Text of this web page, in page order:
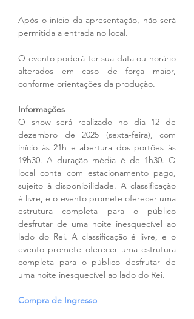
Após o início da apresentação, não será
permitida a entrada no local.
O evento poderá ter sua data ou horário
alterados em caso de força maior,
conforme orientações da produção.
Informações
O show será realizado no dia 12 de
dezembro de 2025 (sexta-feira), com
início às 21h e abertura dos portões às
19h30. A duração média é de 1h30. O
local conta com estacionamento pago,
sujeito à disponibilidade. A classificação
é livre, e o evento promete oferecer uma
estrutura completa para o público
desfrutar de uma noite inesquecível ao
lado do Rei. A classificação é livre, e o
evento promete oferecer uma estrutura
completa para o público desfrutar de
uma noite inesquecível ao lado do Rei.
Compra de Ingresso